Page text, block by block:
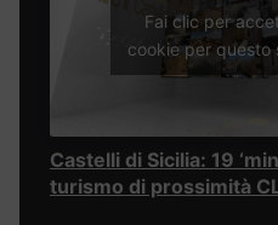
Fai clic per
cookie per questo
Castelli di Sicilia: 19
turismo di prossimità